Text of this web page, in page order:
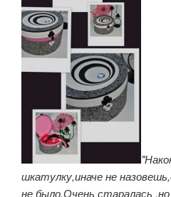
шкатулку,иначе не
не было.Очень старалась